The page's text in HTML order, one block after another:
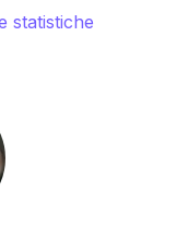
statistiche